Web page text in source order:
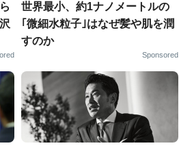
世界最小、約1ナノメートルの
｢微細水粒子｣はなぜ髪や肌を潤
すのか
Sponsored